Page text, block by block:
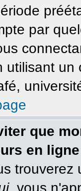
par
utilisant
que
en
, vous